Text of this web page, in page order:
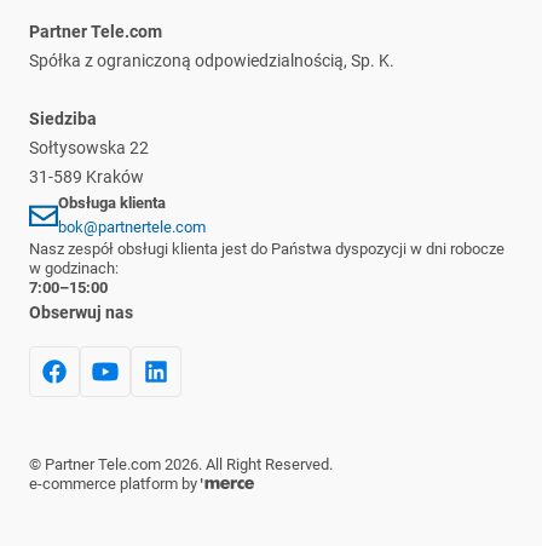
Płatność i dostawa
Reklamacje i zwroty
Partner Tele.com
Spółka z ograniczoną odpowiedzialnością, Sp. K.
Siedziba
Sołtysowska 22
31-589 Kraków
Obsługa klienta
bok@partnertele.com
Nasz zespół obsługi klienta jest do Państwa dyspozycji w dni robocze
w godzinach:
7:00–15:00
Obserwuj nas
© Partner Tele.com 2026. All Right Reserved.
e-commerce platform by